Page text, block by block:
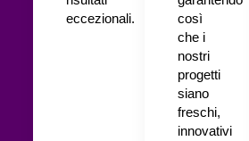
eccezionali.
così
che i
nostri
progetti
siano
freschi,
innovativi